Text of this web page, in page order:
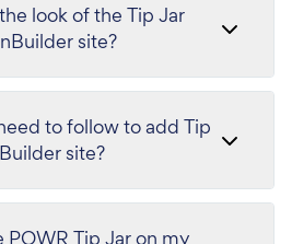
look of the Tip Jar
site?
to follow to add Tip
site?
POWR Tip Jar on my